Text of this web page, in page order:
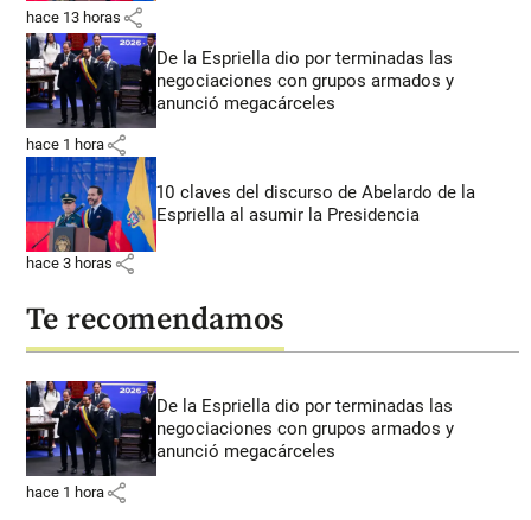
hace 13 horas share
De la Espriella dio por terminadas las
negociaciones con grupos armados y
anunció megacárceles
hace 1 hora share
10 claves del discurso de Abelardo de la
Espriella al asumir la Presidencia
hace 3 horas share
Te recomendamos
De la Espriella dio por terminadas las
negociaciones con grupos armados y
anunció megacárceles
hace 1 hora share